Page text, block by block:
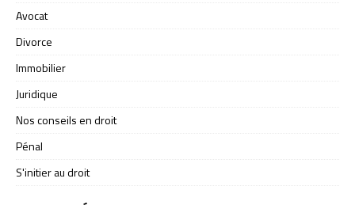
Avocat
Divorce
Immobilier
Juridique
Nos conseils en droit
Pénal
S'initier au droit